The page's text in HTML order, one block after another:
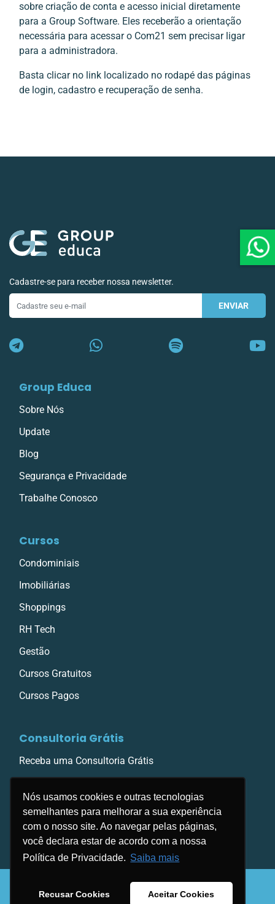
Nós usamos cookies e outras tecnologias
semelhantes para melhorar a sua experiência
com o nosso site. Ao navegar pelas páginas,
você declara estar de acordo com a nossa
Política de Privacidade. Saiba mais
Recusar Cookies Aceitar Cookies
sobre criação de conta e acesso inicial diretamente
para a Group Software. Eles receberão a orientação
necessária para acessar o Com21 sem precisar ligar
para a administradora.
Basta clicar no link localizado no rodapé das páginas
de login, cadastro e recuperação de senha.
Cadastre-se para receber nossa newsletter.
ENVIAR
Group Educa
Sobre Nós
Update
Blog
Segurança e Privacidade
Trabalhe Conosco
Cursos
Condominiais
Imobiliárias
Shoppings
RH Tech
Gestão
Cursos Gratuitos
Cursos Pagos
Consultoria Grátis
Receba uma Consultoria Grátis
Copyright © 1996/2026 . Group Educa. Todos